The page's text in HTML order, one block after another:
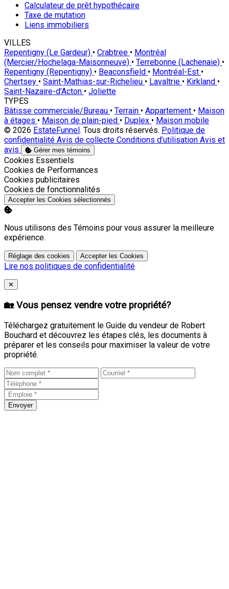
Calculateur de prêt hypothécaire
Taxe de mutation
Liens immobiliers
VILLES
Repentigny (Le Gardeur) • Crabtree • Montréal
(Mercier/Hochelaga-Maisonneuve) • Terrebonne (Lachenaie) •
Repentigny (Repentigny) • Beaconsfield • Montréal-Est •
Chertsey • Saint-Mathias-sur-Richelieu • Lavaltrie • Kirkland •
Saint-Nazaire-d'Acton • Joliette
TYPES
Bâtisse commerciale/Bureau • Terrain • Appartement • Maison
à étages • Maison de plain-pied • Duplex • Maison mobile
© 2026 EstateFunnel . Tous droits réservés. Politique de
confidentialité Avis de collecte Conditions d’utilisation Avis et
avis
Gérer mes témoins
Activer
Cookies Essentiels
Activer
Cookies de Performances
Activer
Cookies publicitaires
Activer
Cookies de fonctionnalités
Accepter les Cookies sélectionnés
Nous utilisons des Témoins pour vous assurer la meilleure
expérience.
Réglage des cookies Accepter les Cookies
Lire nos politiques de confidentialité
Close
✕
🏡 Vous pensez vendre votre propriété?
Téléchargez gratuitement le Guide du vendeur de Robert
Bouchard et découvrez les étapes clés, les documents à
préparer et les conseils pour maximiser la valeur de votre
propriété.
Envoyer